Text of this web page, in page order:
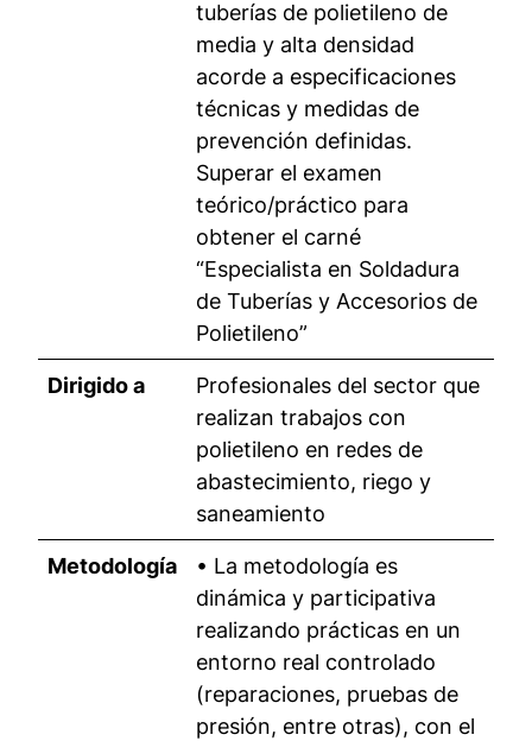
tuberías de polietileno de
media y alta densidad
acorde a especificaciones
técnicas y medidas de
prevención definidas.
Superar el examen
teórico/práctico para
obtener el carné
“Especialista en Soldadura
de Tuberías y Accesorios de
Polietileno”
Dirigido a
Profesionales del sector que
realizan trabajos con
polietileno en redes de
abastecimiento, riego y
saneamiento
Metodología
• La metodología es
dinámica y participativa
realizando prácticas en un
entorno real controlado
(reparaciones, pruebas de
presión, entre otras), con el